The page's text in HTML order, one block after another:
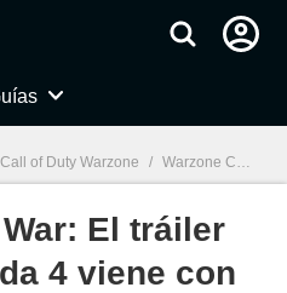
Call of Duty Warzone / Warzone Cold War: El tráiler de la Temporada 4 viene con cambios para el mapa, más armas y Hijacked
El tráiler
4 viene con